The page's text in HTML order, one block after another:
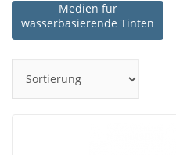
Medien für
wasserbasierende Tinten